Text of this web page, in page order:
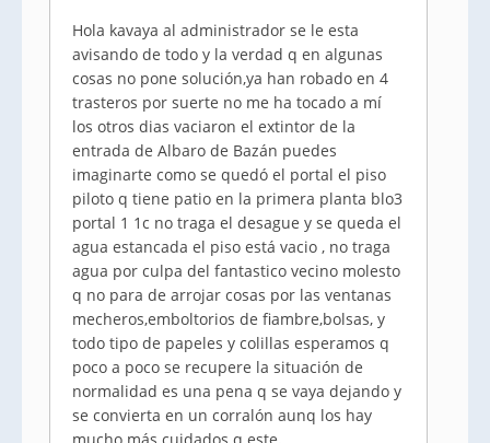
Hola kavaya al administrador se le esta
avisando de todo y la verdad q en algunas
cosas no pone solución,ya han robado en 4
trasteros por suerte no me ha tocado a mí
los otros dias vaciaron el extintor de la
entrada de Albaro de Bazán puedes
imaginarte como se quedó el portal el piso
piloto q tiene patio en la primera planta blo3
portal 1 1c no traga el desague y se queda el
agua estancada el piso está vacio , no traga
agua por culpa del fantastico vecino molesto
q no para de arrojar cosas por las ventanas
mecheros,emboltorios de fiambre,bolsas, y
todo tipo de papeles y colillas esperamos q
poco a poco se recupere la situación de
normalidad es una pena q se vaya dejando y
se convierta en un corralón aunq los hay